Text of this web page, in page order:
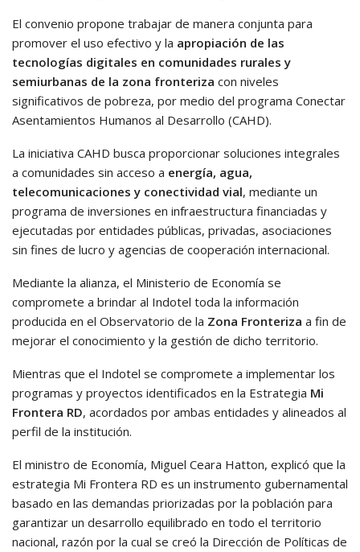
El convenio propone trabajar de manera conjunta para
promover el uso efectivo y la apropiación de las
tecnologías digitales en comunidades rurales y
semiurbanas de la zona fronteriza con niveles
significativos de pobreza, por medio del programa Conectar
Asentamientos Humanos al Desarrollo (CAHD).
La iniciativa CAHD busca proporcionar soluciones integrales
a comunidades sin acceso a energía, agua,
telecomunicaciones y conectividad vial, mediante un
programa de inversiones en infraestructura financiadas y
ejecutadas por entidades públicas, privadas, asociaciones
sin fines de lucro y agencias de cooperación internacional.
Mediante la alianza, el Ministerio de Economía se
compromete a brindar al Indotel toda la información
producida en el Observatorio de la Zona Fronteriza a fin de
mejorar el conocimiento y la gestión de dicho territorio.
Mientras que el Indotel se compromete a implementar los
programas y proyectos identificados en la Estrategia Mi
Frontera RD, acordados por ambas entidades y alineados al
perfil de la institución.
El ministro de Economía, Miguel Ceara Hatton, explicó que la
estrategia Mi Frontera RD es un instrumento gubernamental
basado en las demandas priorizadas por la población para
garantizar un desarrollo equilibrado en todo el territorio
nacional, razón por la cual se creó la Dirección de Políticas de